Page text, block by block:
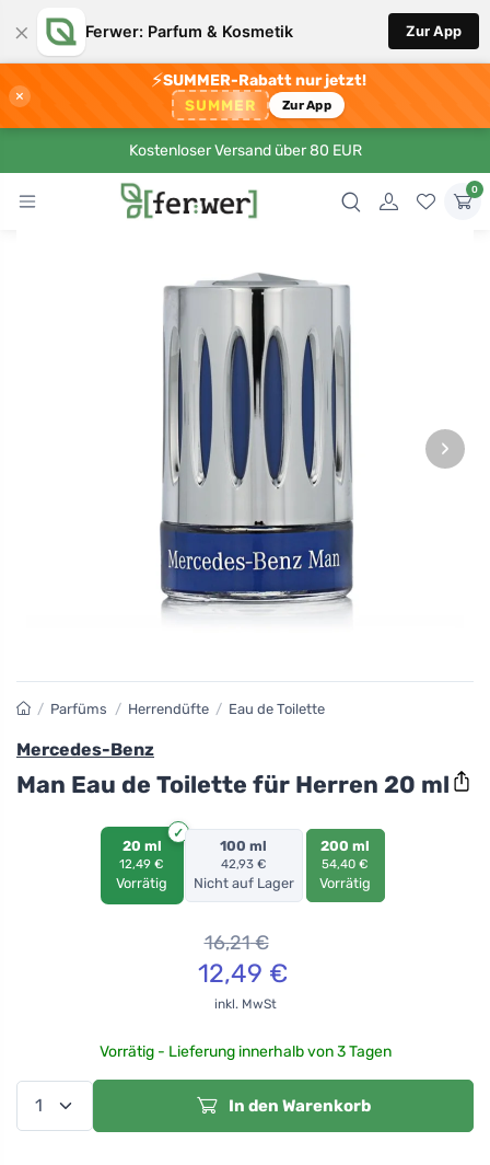
× Ferwer: Parfum & Kosmetik Zur App
×
⚡SUMMER-Rabatt nur jetzt!
SUMMER Zur App
Kostenloser Versand über 80 EUR
0
›
/ Parfüms / Herrendüfte / Eau de Toilette
Mercedes-Benz
Man Eau de Toilette für Herren 20 ml
20 ml
12,49 €
Vorrätig
100 ml
42,93 €
Nicht auf Lager
200 ml
54,40 €
Vorrätig
16,21€
12,49 €
inkl. MwSt
Vorrätig - Lieferung innerhalb von 3 Tagen
In den Warenkorb